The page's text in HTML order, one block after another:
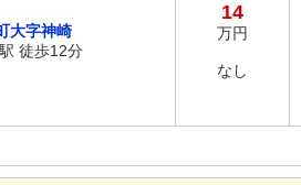
大字神崎
徒歩12分
14
万円
なし